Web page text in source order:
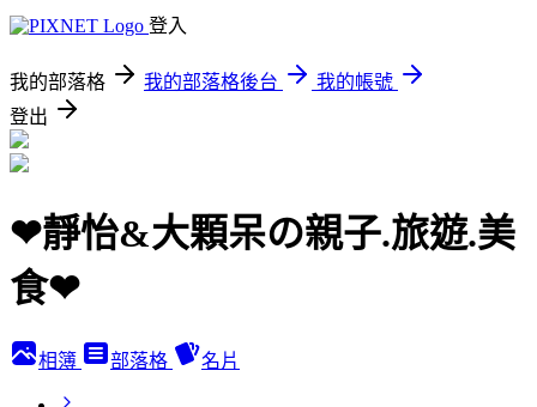
登入
我的部落格 我的部落格後台
我的帳號
登出
❤靜怡&大顆呆の親子.旅遊.美
食❤
相簿 部落格 名片